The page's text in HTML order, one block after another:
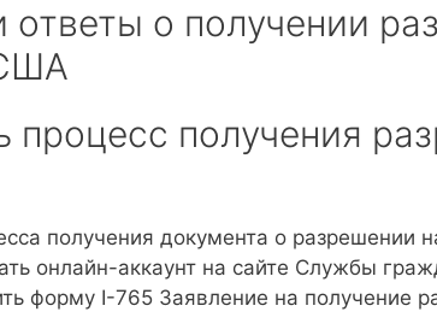
ответы о получении
процесс получения
получения документа о разрешении
онлайн-аккаунт на сайте Службы
форму I-765 Заявление на получение